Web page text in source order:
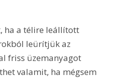
ha a télire leállított
leürítjük az
friss üzemanyagot
valamit, ha mégsem